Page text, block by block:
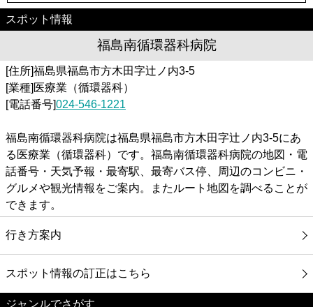
スポット情報
福島南循環器科病院
[住所]福島県福島市方木田字辻ノ内3-5
[業種]医療業（循環器科）
[電話番号]024-546-1221
福島南循環器科病院は福島県福島市方木田字辻ノ内3-5にあ
る医療業（循環器科）です。福島南循環器科病院の地図・電
話番号・天気予報・最寄駅、最寄バス停、周辺のコンビニ・
グルメや観光情報をご案内。またルート地図を調べることが
できます。
行き方案内
スポット情報の訂正はこちら
ジャンルでさがす